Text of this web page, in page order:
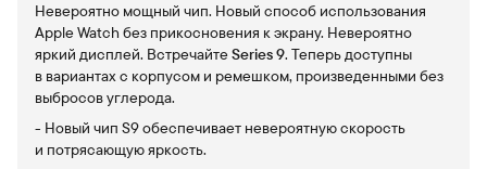
Невероятно мощный чип. Новый способ использования
Apple Watch без прикосновения к экрану. Невероятно
яркий дисплей. ВстречайтеSeries 9. Теперь доступны
в вариантах с корпусом и ремешком, произведенными без
выбросов углерода.
- Новый чип S9 обеспечивает невероятную скорость
и потрясающую яркость.